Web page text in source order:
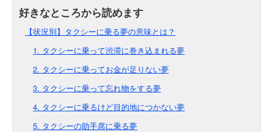
【状況別】タクシーに乗る夢の意味とは？
1. タクシーに乗って渋滞に巻き込まれる夢
2. タクシーに乗ってお金が足りない夢
3. タクシーに乗って忘れ物をする夢
4. タクシーに乗るけど目的地につかない夢
5. タクシーの助手席に乗る夢